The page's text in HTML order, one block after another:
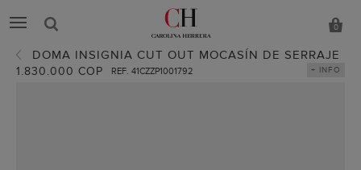
0
DOMA INSIGNIA CUT OUT MOCASÍN DE SERRAJE
1.830.000 COP REF. 41CZZP1001792 + INFO